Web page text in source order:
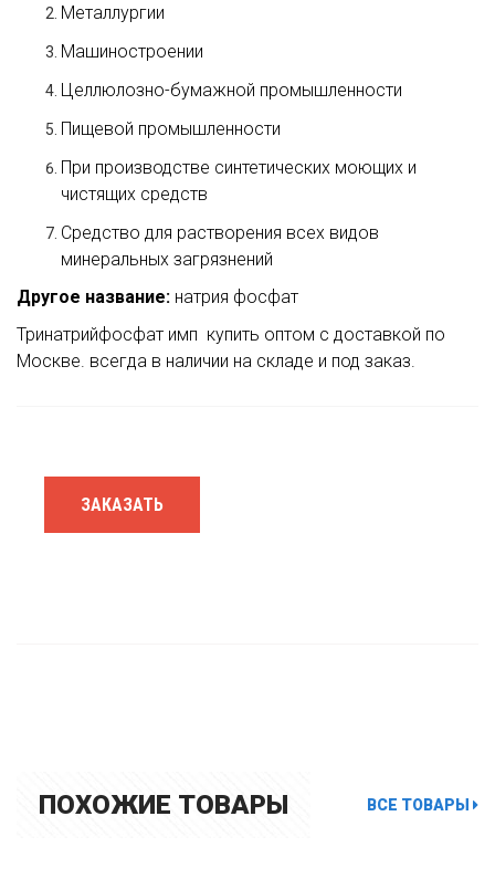
Металлургии
Машиностроении
Целлюлозно-бумажной промышленности
Пищевой промышленности
При производстве синтетических моющих и
чистящих средств
Средство для растворения всех видов
минеральных загрязнений
Другое название: натрия фосфат
Тринатрийфосфат имп купить оптом с доставкой по
Москве. всегда в наличии на складе и под заказ.
ЗАКАЗАТЬ
ПОХОЖИЕ ТОВАРЫ ВСЕ ТОВАРЫ